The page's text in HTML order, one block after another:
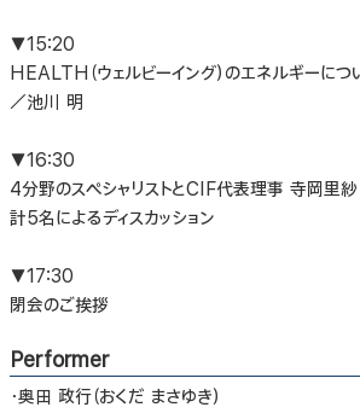
▼15:20
HEALTH（ウェルビーイング）のエネルギーにつ
／池川 明
▼16:30
4分野のスペシャリストとCIF代表理事 寺岡里紗
計5名によるディスカッション
▼17:30
閉会のご挨拶
Performer
・奥田 政行（おくだ まさゆき）